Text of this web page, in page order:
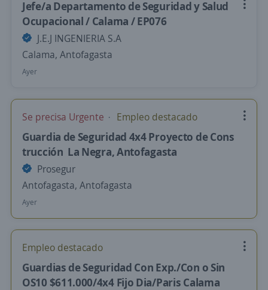
Jefe/a Departamento de Seguridad y Salud
Ocupacional / Calama / EP076
J.E.J INGENIERIA S.A
Calama, Antofagasta
Ayer
Se precisa Urgente Empleo destacado
Guardia de Seguridad 4x4 Proyecto de Cons
trucción La Negra, Antofagasta
Prosegur
Antofagasta, Antofagasta
Ayer
Empleo destacado
Guardias de Seguridad Con Exp./Con o Sin
OS10 $611.000/4x4 Fijo Dia/Paris Calama